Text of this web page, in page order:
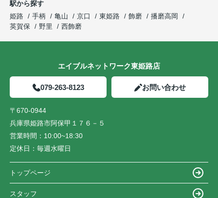
駅から探す
姫路
手柄 亀山 京口 東姫路 飾磨
播磨高岡
英賀保
野里 西飾磨
エイブルネットワーク東姫路店
079-263-8123 お問い合わせ
〒670-0944
兵庫県姫路市阿保甲１７６－５
営業時間： 10:00~18:30
定休日： 毎週水曜日
トップページ
スタッフ